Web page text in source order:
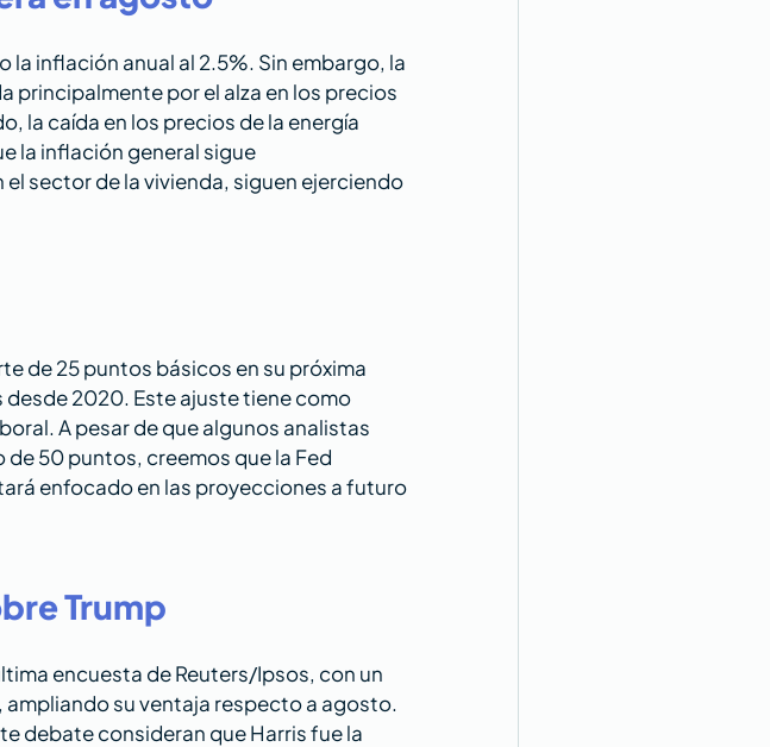
la inflación anual al 2.5%. Sin embargo, la
principalmente por el alza en los precios
la caída en los precios de la energía
la inflación general sigue
sector de la vivienda, siguen ejerciendo
de 25 puntos básicos en su próxima
desde 2020. Este ajuste tiene como
A pesar de que algunos analistas
50 puntos, creemos que la Fed
enfocado en las proyecciones a futuro
Trump
encuesta de Reuters/Ipsos, con un
su ventaja respecto a agosto.
debate consideran que Harris fue la